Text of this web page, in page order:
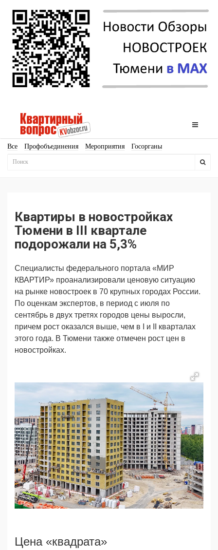
Все Профобъединения Мероприятия Госорганы
Новостройки
Продвижение Поздравляем
Ещё
Квартиры в новостройках
Тюмени в III квартале
подорожали на 5,3%
Специалисты федерального портала «МИР
КВАРТИР» проанализировали ценовую ситуацию
на рынке новостроек в 70 крупных городах России.
По оценкам экспертов, в период с июля по
сентябрь в двух третях городов цены выросли,
причем рост оказался выше, чем в I и II кварталах
этого года. В Тюмени также отмечен рост цен в
новостройках.
Цена «квадрата»